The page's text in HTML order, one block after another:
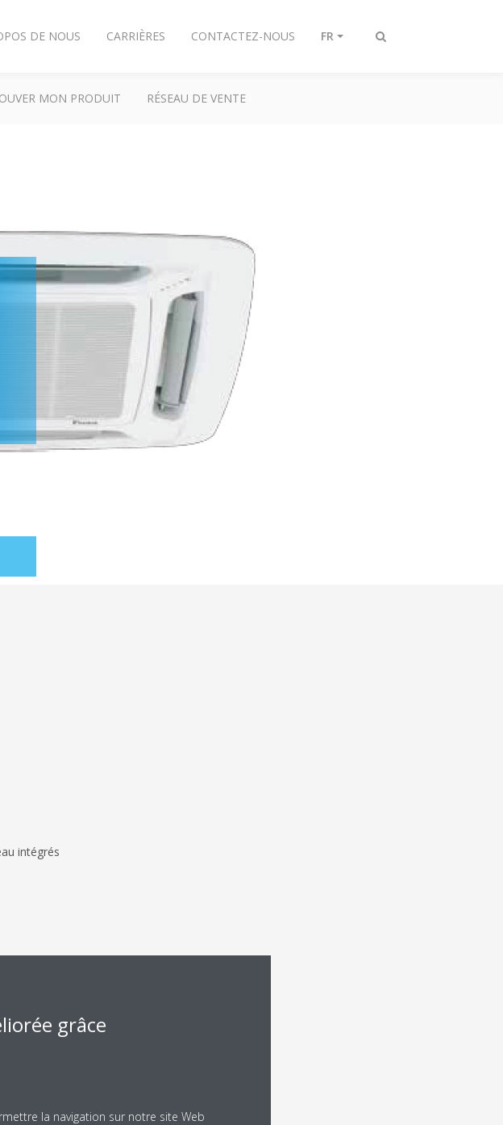
Afficher/masquer
DE NOUS CARRIÈRES CONTACTEZ-NOUS FR
MON PRODUIT RÉSEAU DE VENTE
intégrés
grâce
la navigation sur notre site Web